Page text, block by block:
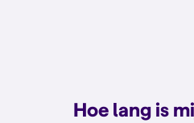
Hoe lang is